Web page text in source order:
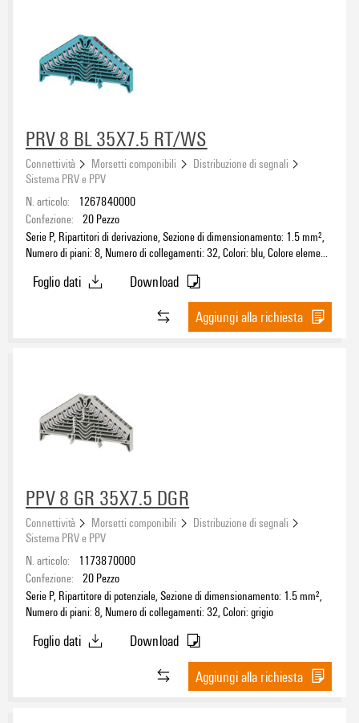
Guida
TS 35 (175)
Numero di poli
PRV 8 BL 35X7.5 RT/WS
Connettività Morsetti componibili
Distribuzione di segnali
Sistema PRV e PPV
N. articolo:
1267840000
Confezione: 20 Pezzo
Serie P, Ripartitori di derivazione, Sezione di dimensionamento: 1.5 mm²,
Numero di piani: 8, Numero di collegamenti: 32, Colori: blu, Colore elementi
Foglio dati
Download
Aggiungi alla richiesta
PPV 8 GR 35X7.5 DGR
Connettività Morsetti componibili
Distribuzione di segnali
Sistema PRV e PPV
N. articolo:
1173870000
Confezione: 20 Pezzo
Serie P, Ripartitore di potenziale, Sezione di dimensionamento: 1.5 mm²,
Numero di piani: 8, Numero di collegamenti: 32, Colori: grigio
Foglio dati
Download
Aggiungi alla richiesta